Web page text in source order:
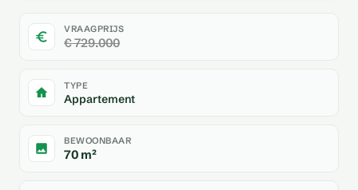
VRAAGPRIJS
€ 729.000
TYPE
Appartement
BEWOONBAAR
70 m²